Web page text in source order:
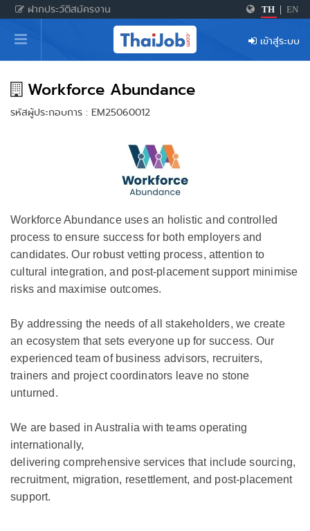
ฝากประวัติสมัครงาน TH EN
หน้าหลัก
ผู้สมัครงาน: เข้าสู่ระบบ
ฝากประวัติสมัครงาน
เกร็ดความรู้
สำหรับผู้ประกอบการ
เข้าสู่ระบบ
Workforce Abundance
รหัสผู้ประกอบการ : EM25060012
Workforce Abundance uses an holistic and controlled
process to ensure success for both employers and
candidates. Our robust vetting process, attention to
cultural integration, and post-placement support minimise
risks and maximise outcomes.
By addressing the needs of all stakeholders, we create
an ecosystem that sets everyone up for success. Our
experienced team of business advisors, recruiters,
trainers and project coordinators leave no stone
unturned.
We are based in Australia with teams operating
internationally,
delivering comprehensive services that include sourcing,
recruitment, migration, resettlement, and post-placement
support.